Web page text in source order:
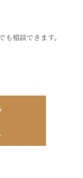
相談できます。